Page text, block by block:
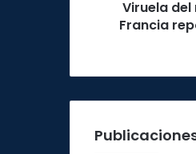
positivosViruela
Francia